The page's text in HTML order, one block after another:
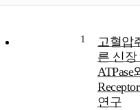
1
고혈압
른 신장
ATPase
연구